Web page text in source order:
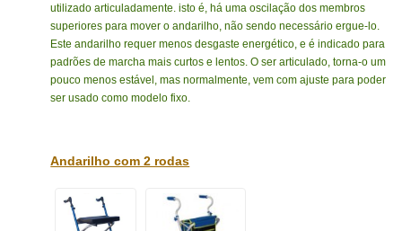
utilizado articuladamente. isto é, há uma oscilação dos membros
superiores para mover o andarilho, não sendo necessário ergue-lo.
Este andarilho requer menos desgaste energético, e é indicado para
padrões de marcha mais curtos e lentos. O ser articulado, torna-o um
pouco menos estável, mas normalmente, vem com ajuste para poder
ser usado como modelo fixo.
Andarilho com 2 rodas